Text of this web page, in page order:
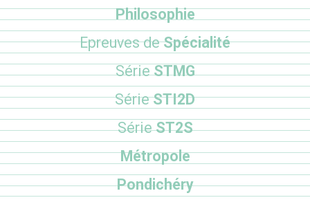
Philosophie
Epreuves deSpécialité
SérieSTMG
SérieSTI2D
SérieST2S
Métropole
Pondichéry